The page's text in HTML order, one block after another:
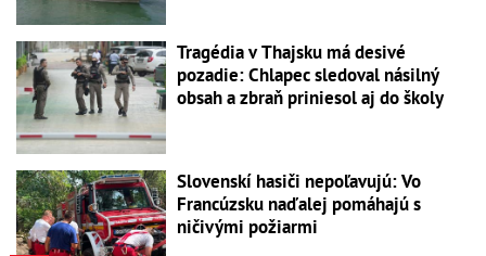
Tragédia v Thajsku má desivé
pozadie: Chlapec sledoval násilný
obsah a zbraň priniesol aj do školy
Slovenskí hasiči nepoľavujú: Vo
Francúzsku naďalej pomáhajú s
ničivými požiarmi